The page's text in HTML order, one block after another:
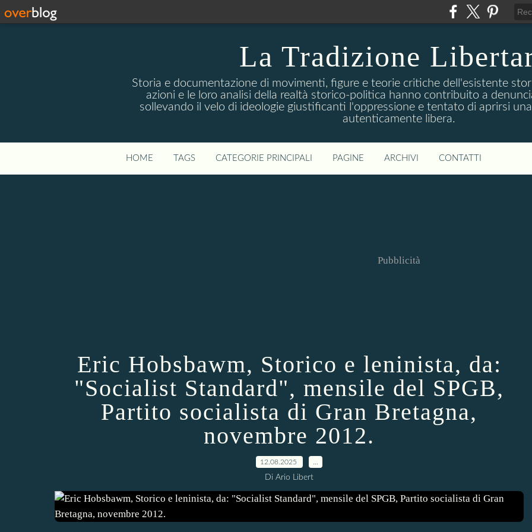
La Tradizione
Storia e documentazione di movimenti, figure e teorie critiche dell'esistente
azioni e le loro analisi della realtà storico-politica hanno contribuito a
sollevando il velo di ideologie giustificanti l'oppressione e tentato di aprirsi
autenticamente libera.
HOME TAGS CATEGORIE PRINCIPALI PAGINE ARCHIVI CONTATTI
Pubblicità
Eric Hobsbawm, Storico e leninista, da:
"Socialist Standard", mensile del SPGB,
Partito socialista di Gran Bretagna,
novembre 2012.
12.08.2025
Di Ario Libert